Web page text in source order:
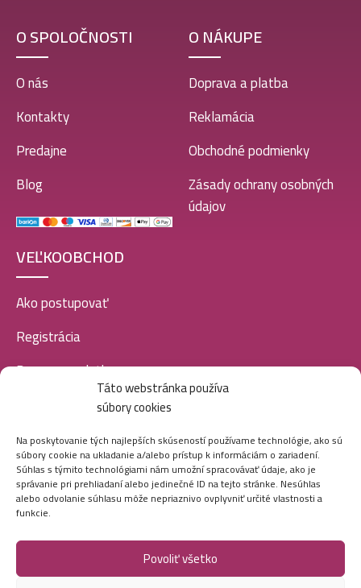
Táto webstránka používa
súbory cookies
Na poskytovanie tých najlepších skúseností používame technológie, ako sú
súbory cookie na ukladanie a/alebo prístup k informáciám o zariadení.
Súhlas s týmito technológiami nám umožní spracovávať údaje, ako je
správanie pri prehliadaní alebo jedinečné ID na tejto stránke. Nesúhlas
alebo odvolanie súhlasu môže nepriaznivo ovplyvniť určité vlastnosti a
funkcie.
Povoliť všetko
O SPOLOČNOSTI
O nás
Kontakty
Predajne
Blog
O NÁKUPE
Doprava a platba
Reklamácia
Obchodné podmienky
Zásady ochrany osobných
údajov
VEĽKOOBCHOD
Ako postupovať
Registrácia
Doprava a platba
SOCIÁLNE SIETE
Marei.sk - Všetky práva vyhradené - 2026